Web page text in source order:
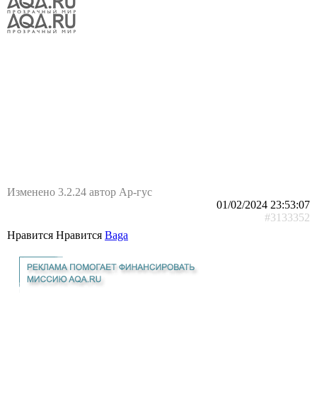
Изменено 3.2.24 автор Ар-гус
01/02/2024 23:53:07
#3133352
Нравится Нравится Baga